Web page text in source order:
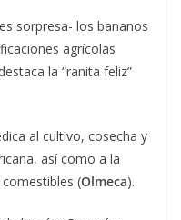
sorpresa- los bananos
agrícolas
la “ranita feliz”
al cultivo, cosecha y
así como a la
(Olmeca).